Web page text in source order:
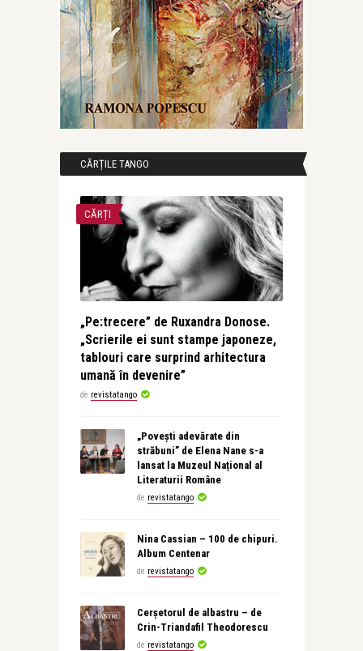
CĂRȚILE TANGO
CĂRȚI
„Pe:trecere” de Ruxandra Donose.
„Scrierile ei sunt stampe japoneze,
tablouri care surprind arhitectura
umană în devenire”
de revistatango
„Povești adevărate din
străbuni” de Elena Nane s-a
lansat la Muzeul Național al
Literaturii Române
de revistatango
Nina Cassian – 100 de chipuri.
Album Centenar
de revistatango
Cerșetorul de albastru – de
Crin-Triandafil Theodorescu
de revistatango